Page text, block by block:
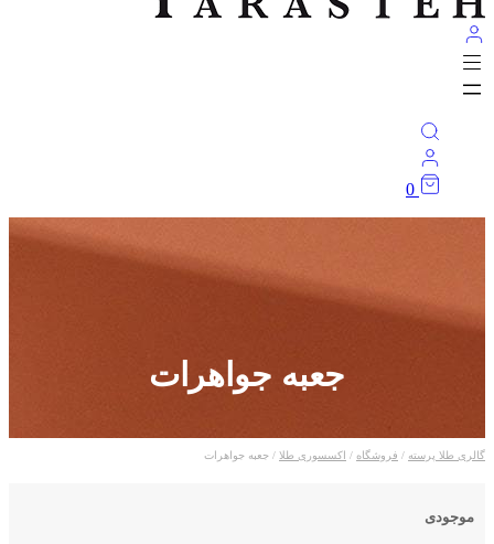
0
جعبه جواهرات
گالری طلا پرسته / فروشگاه / اکسسوری طلا / جعبه جواهرات
موجودی